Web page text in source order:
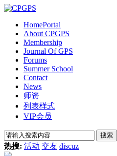
HomePortal
About CPGPS
Membership
Journal Of GPS
Forums
Summer School
Contact
News
师资
列表样式
VIP会员
搜索
热搜: 活动 交友 discuz